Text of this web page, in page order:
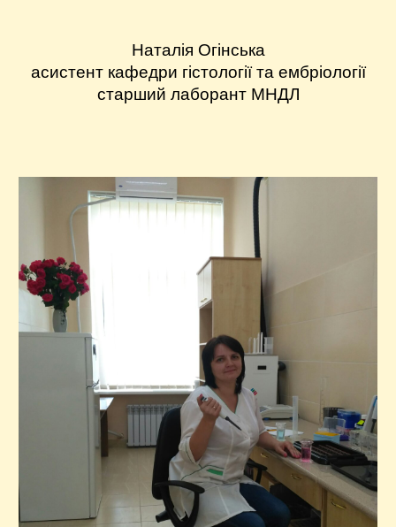
Наталія Огінська
асистент кафедри гістології та ембріології
старший лаборант МНДЛ